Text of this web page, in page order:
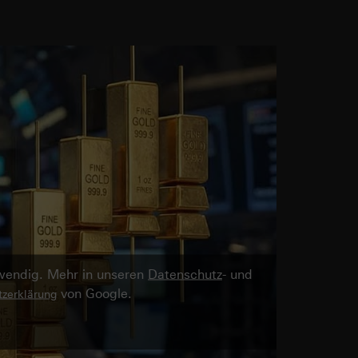
Mehr in unseren Datenschutz- und
von Google.